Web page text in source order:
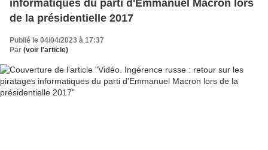
informatiques du parti d'Emmanuel Macron lors
de la présidentielle 2017
Publié le 04/04/2023 à 17:37
Par (voir l'article)